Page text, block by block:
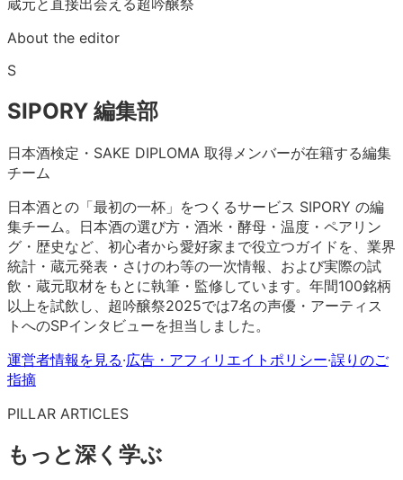
About the editor
S
SIPORY 編集部
日本酒検定・SAKE DIPLOMA 取得メンバーが在籍する編集
チーム
日本酒との「最初の一杯」をつくるサービス SIPORY の編
集チーム。日本酒の選び方・酒米・酵母・温度・ペアリン
グ・歴史など、初心者から愛好家まで役立つガイドを、業界
統計・蔵元発表・さけのわ等の一次情報、および実際の試
飲・蔵元取材をもとに執筆・監修しています。年間100銘柄
以上を試飲し、超吟醸祭2025では7名の声優・アーティス
トへのSPインタビューを担当しました。
運営者情報を見る·広告・アフィリエイトポリシー·誤りのご
指摘
PILLAR ARTICLES
もっと深く学ぶ